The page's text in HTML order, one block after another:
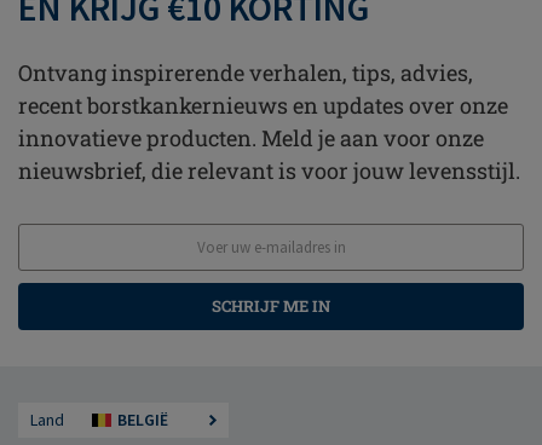
Ontvang inspirerende verhalen, tips, advies,
recent borstkankernieuws en updates over onze
innovatieve producten. Meld je aan voor onze
nieuwsbrief, die relevant is voor jouw levensstijl.
SCHRIJF ME IN
Land BELGIË